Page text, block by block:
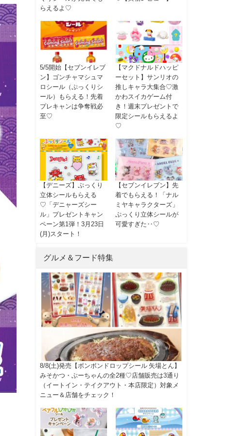
らえるよ♡
5/5開始【セブンイレブ
ン】ゴンチャマシュマ
ロシール（ぷっくりシ
ール）もらえる！先着
プレキャンは争奪戦必
至♡
【マクドナルドハッピ
ーセット】サンリオの
推しキャラ大集合♡激
かわスイカゲーム付
き！週末プレゼントで
限定シールもらえるよ
♡
【デニーズ】ぷっくり
立体シールもらえる
♡「デニャーズシー
ル」プレゼントキャン
ペーン第1弾！3月23日
(月)スタート！
【セブンイレブン】先
着でもらえる！「ナル
ミヤキャラクターズ」
ぷっくり立体シールが
可愛すぎた‥♡
グルメ＆フード特集
8/8(土)発売【ボンボンドロップシール 矢場とん】
みそかつ・ぶーちゃんの全2種♡店舗販売は3通り
（イートイン・テイクアウト・本店限定）対象メ
ニュー＆店舗をチェック！